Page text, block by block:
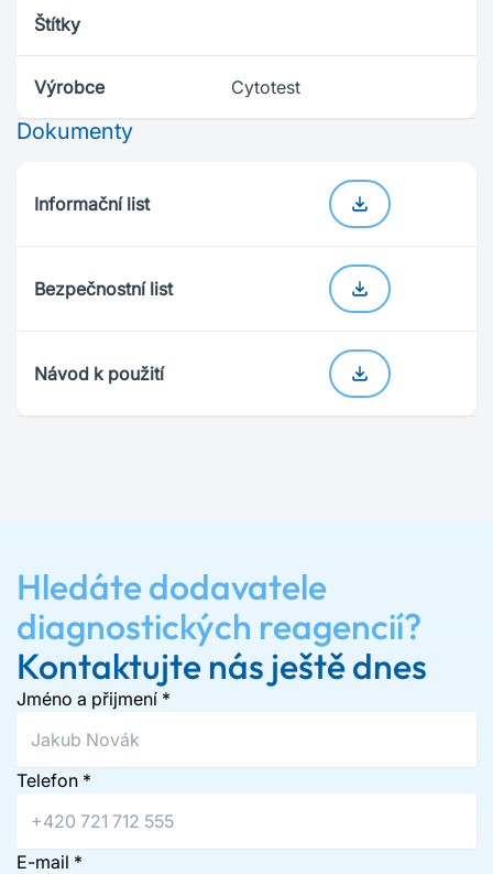
Štítky
Výrobce Cytotest
Dokumenty
Informační list
Bezpečnostní list
Návod k použití
Hledáte dodavatele
diagnostických reagencií?
Kontaktujte nás ještě dnes
Jméno a přijmení *
Telefon *
E-mail *